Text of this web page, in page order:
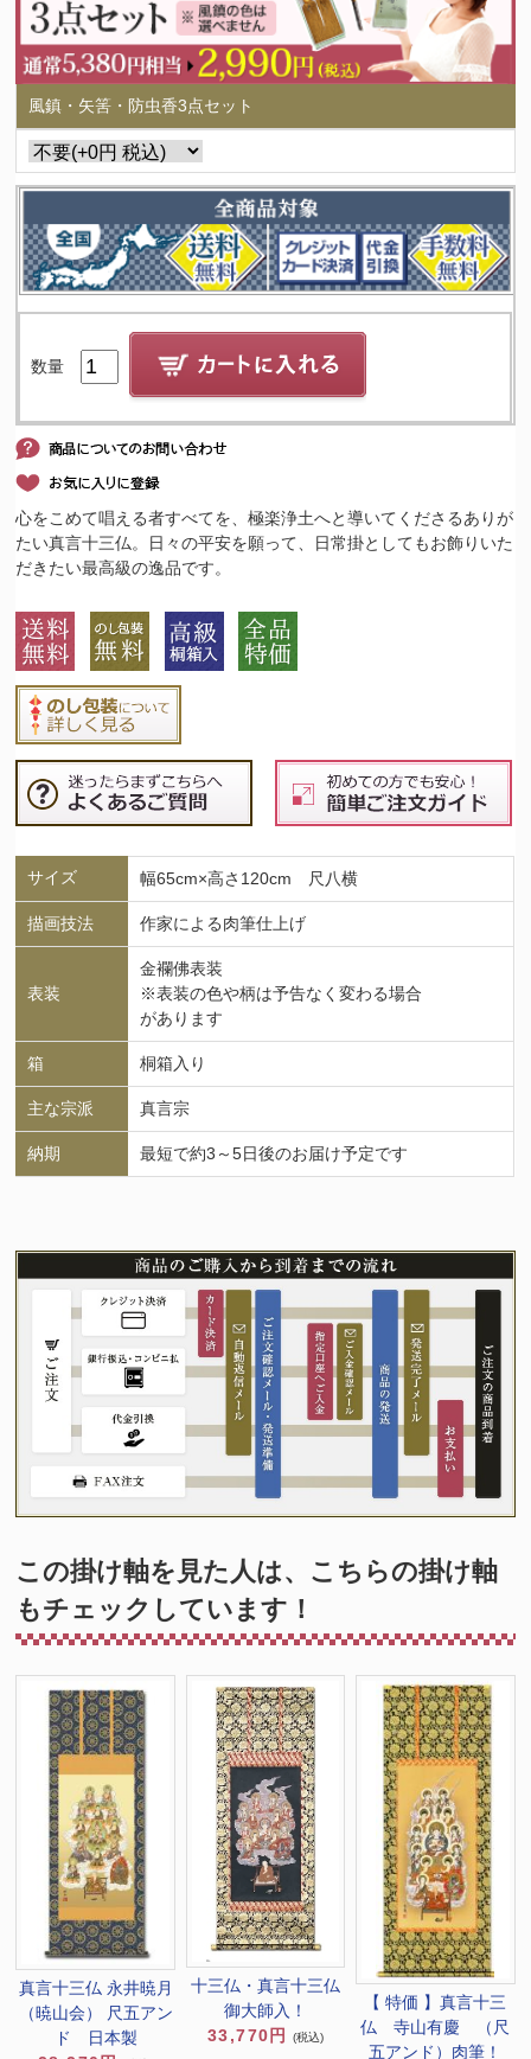
風鎮・矢筈・防虫香3点セット
数量
心をこめて唱える者すべてを、極楽浄土へと導いてくださるありが
たい真言十三仏。日々の平安を願って、日常掛としてもお飾りいた
だきたい最高級の逸品です。
サイズ 幅65cm×高さ120cm 尺八横
描画技法 作家による肉筆仕上げ
表装
金襴佛表装
※表装の色や柄は予告なく変わる場合
があります
箱 桐箱入り
主な宗派 真言宗
納期 最短で約3～5日後のお届け予定です
この掛け軸を見た人は、こちらの掛け軸
もチェックしています！
真言十三仏 永井暁月
（暁山会） 尺五アン
ド 日本製
十三仏・真言十三仏
御大師入！
33,770円
(税込)
【 特価 】真言十三
仏 寺山有慶 （尺
五アンド）肉筆！